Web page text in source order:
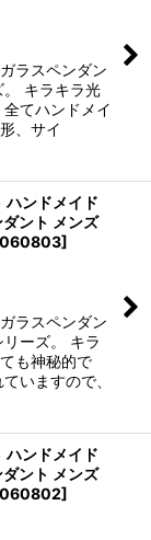
ラスペンダン
。 キラキラ光
てハンドメイ
、サイ
ハンドメイド
ント メンズ
]
ラスペンダン
ーズ。 キラ
も神秘的で
いますので、
ハンドメイド
ント メンズ
]